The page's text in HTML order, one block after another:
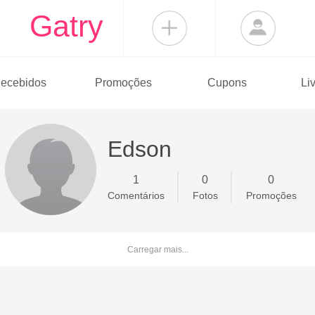
Gatry
Promoções Cupons
Edson
1
Comentários
0
Fotos
0
Promoções
Carregar mais...